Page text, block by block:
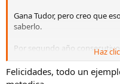
Gana Tudor, pero creo que
saberlo.
Por segundo año
pesado, sobretodo cuando
tiene un dia al que no me
configuración en las
Haz
Felicidades, todo un